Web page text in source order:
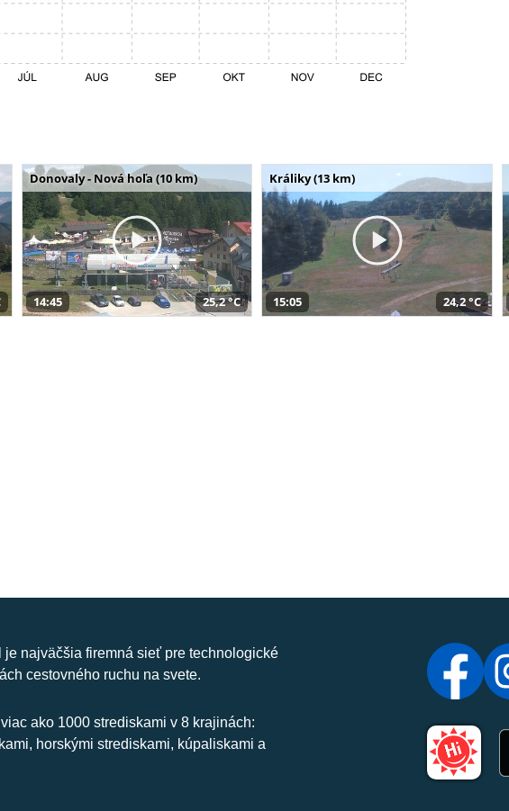
Donovaly - Nová hoľa (10 km)
14:45 25,2 °C
Králiky (13 km)
15:05 24,2 °C
je najväčšia firemná sieť pre technologické
cestovného ruchu na svete.
ako 1000 strediskami v 8 krajinách:
horskými strediskami, kúpaliskami a